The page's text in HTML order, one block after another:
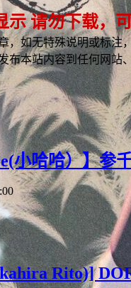
示 请勿下载，
，如无特殊说明或标注
布本站内容到任何网站
小哈哈）】
Rito)]